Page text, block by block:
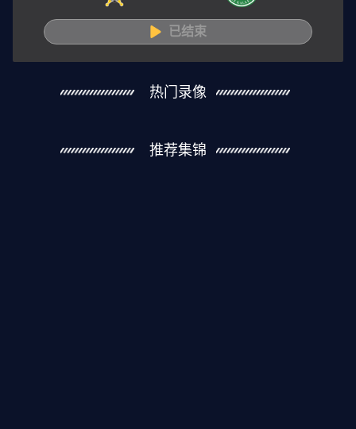
已结束
热门录像
推荐集锦